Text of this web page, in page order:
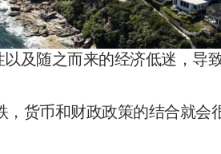
及随之而来的经济低迷，导
，货币和财政政策的结合就会